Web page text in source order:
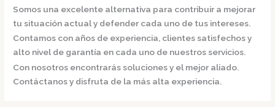
Somos una excelente alternativa para contribuir a mejorar
tu situación actual y defender cada uno de tus intereses.
Contamos con años de experiencia, clientes satisfechos y
alto nivel de garantía en cada uno de nuestros servicios.
Con nosotros encontrarás soluciones y el mejor aliado.
Contáctanos y disfruta de la más alta experiencia.